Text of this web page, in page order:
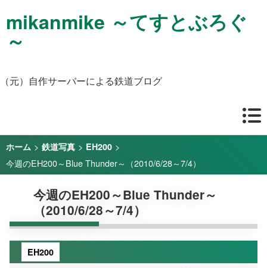
mikanmike ～てすとぶろぐ
～
（元）自作サーバーによる鉄道ブログ
ホーム > 鉄道写真 > EH200 >
今週のEH200～Blue Thunder～（2010/6/28～7/4）
今週のEH200～Blue Thunder～
（2010/6/28～7/4）
EH200